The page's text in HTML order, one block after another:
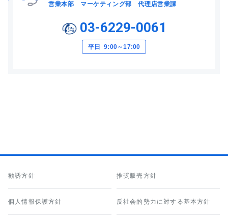
営業本部 マーケティング部 代理店営業課
03-6229-0061
平日 9:00～17:00
勧誘方針 推奨販売方針
個人情報保護方針 反社会的勢力に対する基本方針